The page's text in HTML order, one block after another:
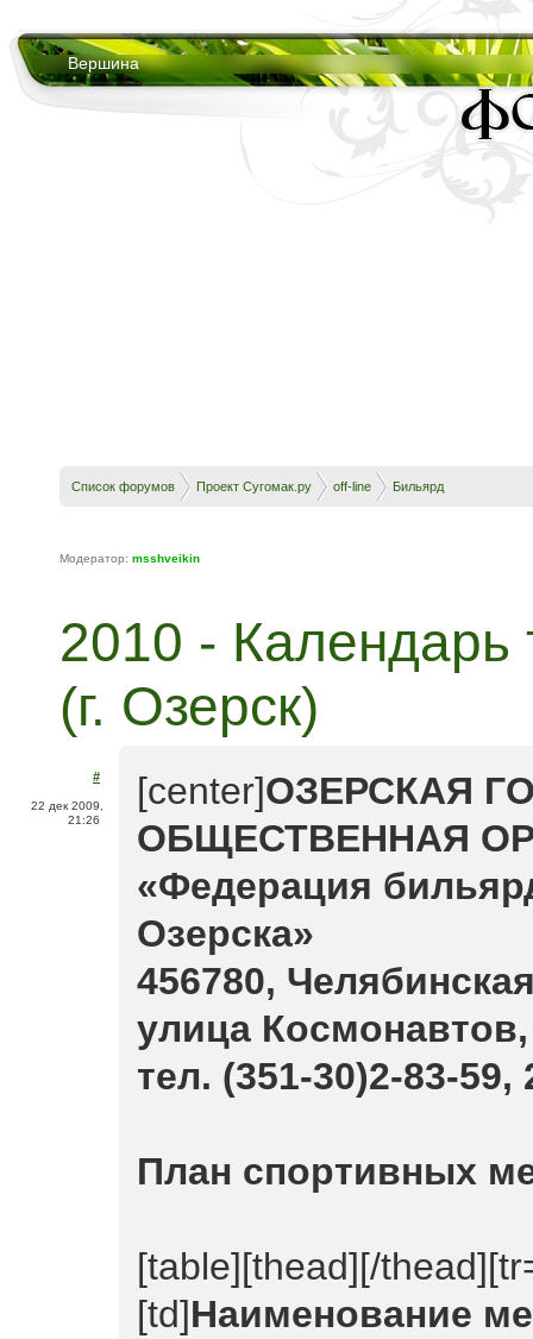
Вершина
Список форумов Проект Сугомак.ру off-line Бильярд
Модератор: msshveikin
2010 - Календарь
(г. Озерск)
#
22 дек 2009,
21:26
[center]ОЗЕРСКАЯ
ОБЩЕСТВЕННАЯ
«Федерация
Озерска»
456780,
улица Космонавтов,
тел. (351-30)2-83-59,
План спортивных
[table][thead][/
[td]Наименование